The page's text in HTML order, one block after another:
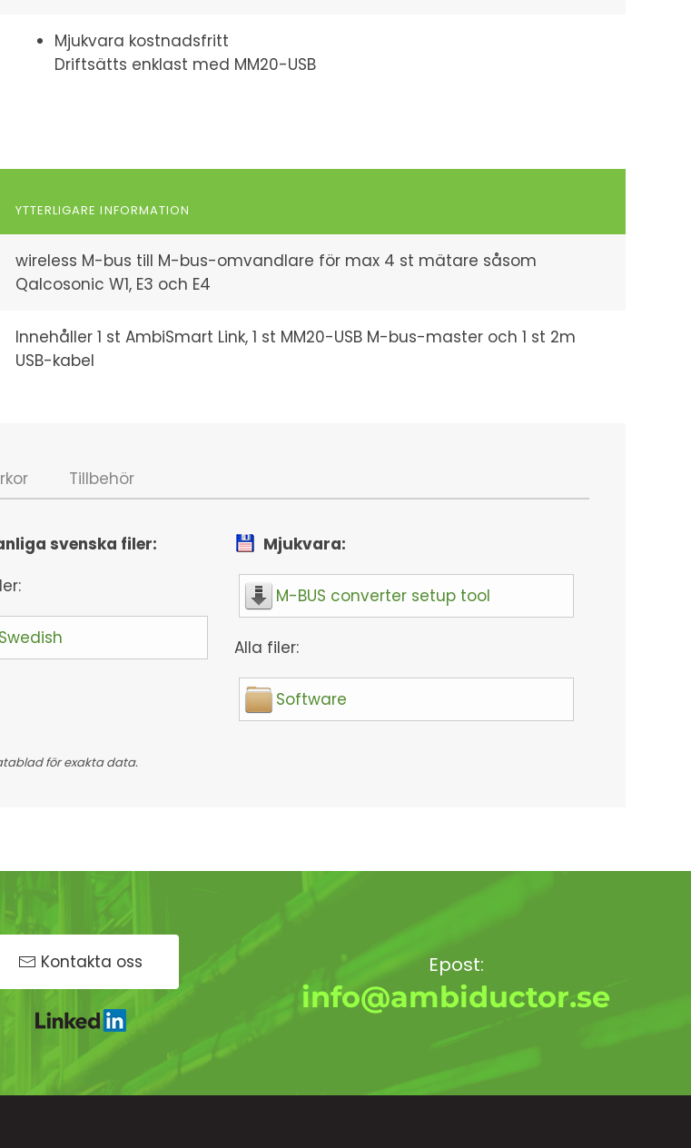
Mjukvara kostnadsfritt
Driftsätts enklast med MM20-USB
YTTERLIGARE INFORMATION
wireless M-bus till M-bus-omvandlare för max 4 st mätare såsom
Qalcosonic W1, E3 och E4
Innehåller 1 st AmbiSmart Link, 1 st MM20-USB M-bus-master och 1 st 2m
USB-kabel
Tillbehör
svenska filer:
Swedish
Mjukvara:
M-BUS converter setup tool
Alla filer:
Software
för exakta data.
Kontakta oss Epost:
info@ambiductor.se